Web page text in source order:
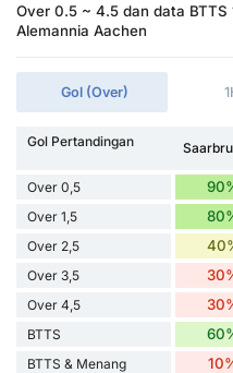
Over 0.5 ~ 4.5 dan data BTTS
Alemannia Aachen
Gol (Over)
Gol Pertandingan
Over 0,5
Over 1,5
Over 2,5
Over 3,5
Over 4,5
BTTS
BTTS & Menang